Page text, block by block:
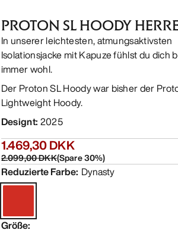
PROTON SL HOODY
In unserer leichtesten, atmungsaktivsten
Isolationsjacke mit Kapuze fühlst du dich
immer wohl.
Der Proton SL Hoody war bisher der
Lightweight Hoody.
Designt: 2025
1.469,30 DKK
2.099,00 DKK(Spare30%)
Reduzierte Farbe: Dynasty
Größe: